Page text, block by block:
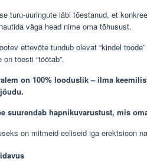
turu-uuringute läbi tõestanud, et
väga head nime oma tõhusust.
ettevõte tundub olevat “kindel
tõesti “töötab”.
on 100% looduslik – ilma
suurendab hapnikuvarustust, mis
on mitmeid eeliseid iga erektsioon